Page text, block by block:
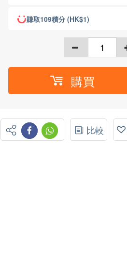
賺取109積分 (HK$1)
購買
比較